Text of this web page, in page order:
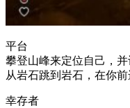
平台
攀登山峰来定位自己，
从岩石跳到岩石，在你
幸存者